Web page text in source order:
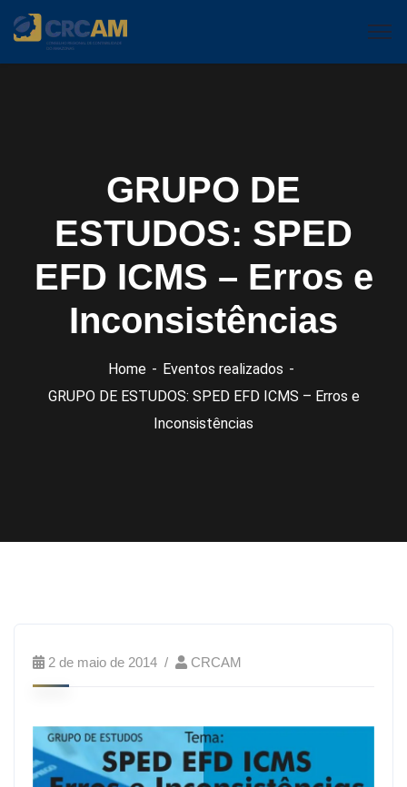
GRUPO DE
ESTUDOS: SPED
EFD ICMS – Erros e
Inconsistências
Home
Eventos realizados
GRUPO DE ESTUDOS: SPED EFD ICMS – Erros e
Inconsistências
2 de maio de 2014 CRCAM